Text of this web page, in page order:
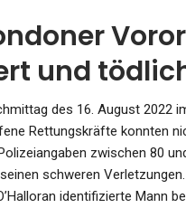
und
des 16. August 2022
Rettungskräfte konnten
zwischen 80
schweren Verletzungen.
identifizierte Mann